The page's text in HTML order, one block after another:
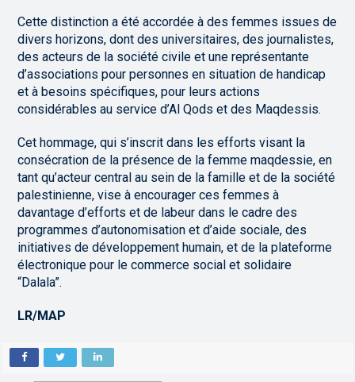
Cette distinction a été accordée à des femmes issues de
divers horizons, dont des universitaires, des journalistes,
des acteurs de la société civile et une représentante
d’associations pour personnes en situation de handicap
et à besoins spécifiques, pour leurs actions
considérables au service d’Al Qods et des Maqdessis.
Cet hommage, qui s’inscrit dans les efforts visant la
consécration de la présence de la femme maqdessie, en
tant qu’acteur central au sein de la famille et de la société
palestinienne, vise à encourager ces femmes à
davantage d’efforts et de labeur dans le cadre des
programmes d’autonomisation et d’aide sociale, des
initiatives de développement humain, et de la plateforme
électronique pour le commerce social et solidaire
“Dalala”.
LR/MAP